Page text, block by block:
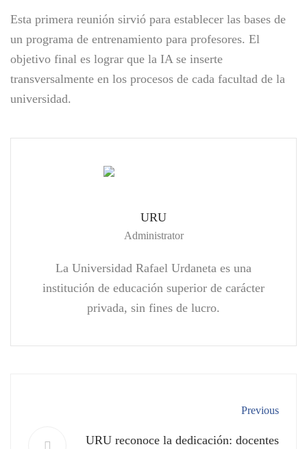
Esta primera reunión sirvió para establecer las bases de
un programa de entrenamiento para profesores. El
objetivo final es lograr que la IA se inserte
transversalmente en los procesos de cada facultad de la
universidad.
URU
Administrator
La Universidad Rafael Urdaneta es una
institución de educación superior de carácter
privada, sin fines de lucro.
Previous
URU reconoce la dedicación: docentes